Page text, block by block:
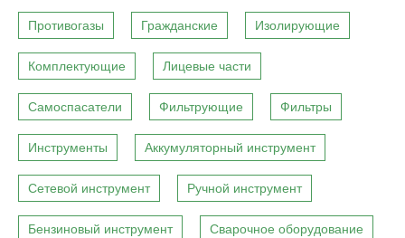
Противогазы Гражданские Изолирующие
Комплектующие Лицевые части
Самоспасатели Фильтрующие Фильтры
Инструменты Аккумуляторный инструмент
Сетевой инструмент Ручной инструмент
Бензиновый инструмент Сварочное оборудование